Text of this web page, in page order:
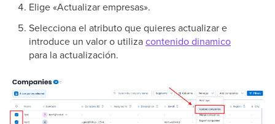
Elige «Actualizar empresas».
Selecciona el atributo que quieres actualizar e
introduce un valor o utilizacontenido dinamico
para la actualización.